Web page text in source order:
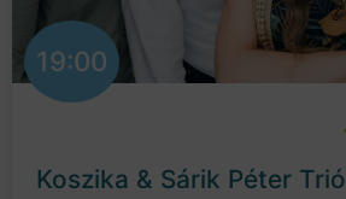
19:00
Koszika & Sárik Péter Trió